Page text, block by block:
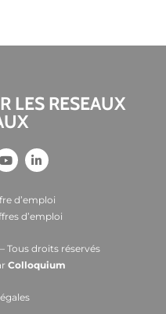
LES RESEAUX
d’emploi
d’emploi
Tous droits réservés
Colloquium